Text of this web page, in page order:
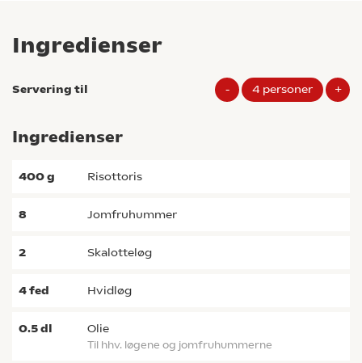
Ingredienser
Servering til - 4 personer +
Ingredienser
400g risottoris
8 jomfruhummer
2 skalotteløg
4fed hvidløg
0.5dl olie
til hhv. løgene og jomfruhummerne